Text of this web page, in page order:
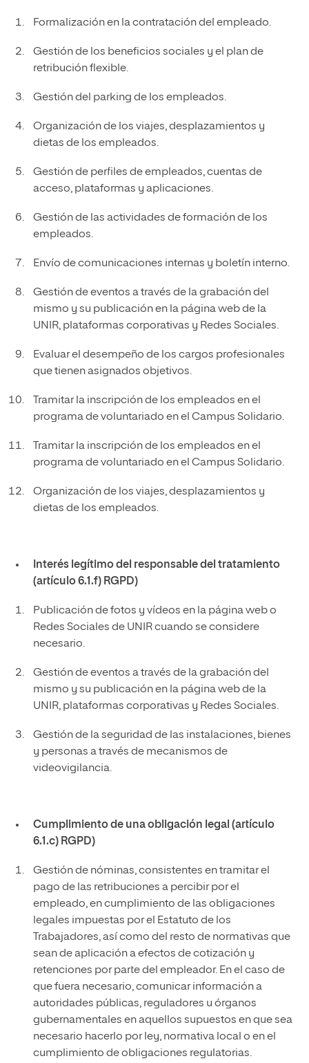
Formalización en la contratación del empleado.
Gestión de los beneficios sociales y el plan de
retribución flexible.
Gestión del parking de los empleados.
Organización de los viajes, desplazamientos y
dietas de los empleados.
Gestión de perfiles de empleados, cuentas de
acceso, plataformas y aplicaciones.
Gestión de las actividades de formación de los
empleados.
Envío de comunicaciones internas y boletín interno.
Gestión de eventos a través de la grabación del
mismo y su publicación en la página web de la
UNIR, plataformas corporativas y Redes Sociales.
Evaluar el desempeño de los cargos profesionales
que tienen asignados objetivos.
Tramitar la inscripción de los empleados en el
programa de voluntariado en el Campus Solidario.
Tramitar la inscripción de los empleados en el
programa de voluntariado en el Campus Solidario.
Organización de los viajes, desplazamientos y
dietas de los empleados.
Interés legítimo del responsable del tratamiento
(artículo 6.1.f) RGPD)
Publicación de fotos y vídeos en la página web o
Redes Sociales de UNIR cuando se considere
necesario.
Gestión de eventos a través de la grabación del
mismo y su publicación en la página web de la
UNIR, plataformas corporativas y Redes Sociales.
Gestión de la seguridad de las instalaciones, bienes
y personas a través de mecanismos de
videovigilancia.
Cumplimiento de una obligación legal (artículo
6.1.c) RGPD)
Gestión de nóminas, consistentes en tramitar el
pago de las retribuciones a percibir por el
empleado, en cumplimiento de las obligaciones
legales impuestas por el Estatuto de los
Trabajadores, así como del resto de normativas que
sean de aplicación a efectos de cotización y
retenciones por parte del empleador. En el caso de
que fuera necesario, comunicar información a
autoridades públicas, reguladores u órganos
gubernamentales en aquellos supuestos en que sea
necesario hacerlo por ley, normativa local o en el
cumplimiento de obligaciones regulatorias.